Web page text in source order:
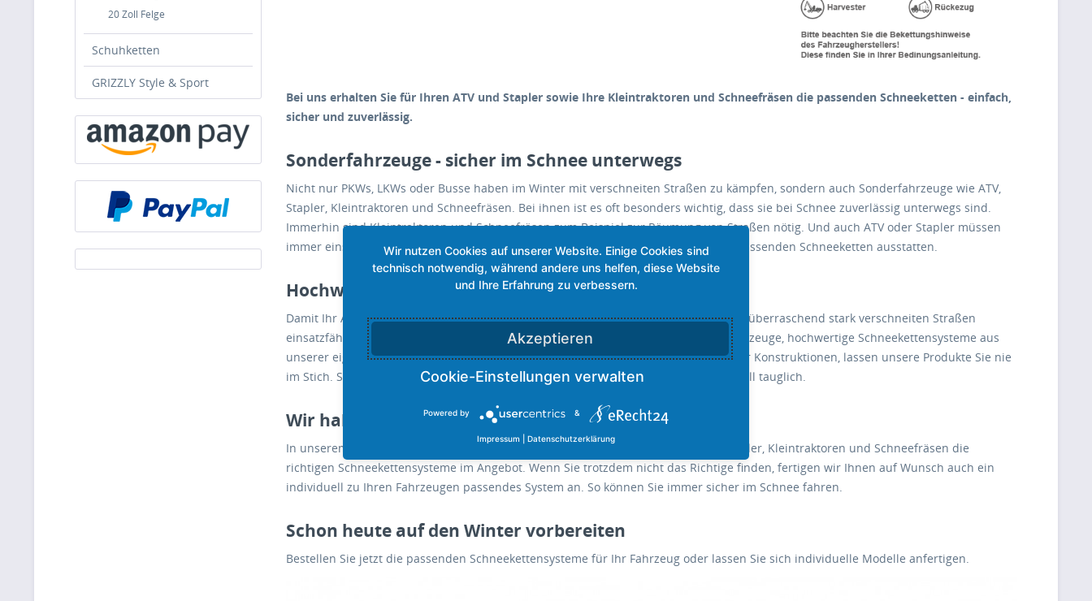
20 Zoll Felge
Schuhketten
GRIZZLY Style & Sport
Bei uns erhalten Sie für Ihren ATV und Stapler sowie Ihre Kleintraktoren und Schneefräsen die passenden Schneeketten - einfach,
sicher und zuverlässig.
Sonderfahrzeuge - sicher im Schnee unterwegs
Nicht nur PKWs, LKWs oder Busse haben im Winter mit verschneiten Straßen zu kämpfen, sondern auch Sonderfahrzeuge wie ATV,
Stapler, Kleintraktoren und Schneefräsen. Bei ihnen ist es oft besonders wichtig, dass sie bei Schnee zuverlässig unterwegs sind.
Immerhin sind Kleintraktoren und Schneefräsen zum Beispiel zur Räumung von Straßen nötig. Und auch ATV oder Stapler müssen
immer einsatzfähig sein. Deshalb sollten Sie solche Fahrzeuge rechtzeitig mit den passenden Schneeketten ausstatten.
Hochwertige Kettensysteme für Ihren ATV und mehr
Damit Ihr ATV und andere Fahrzeuge wie Kleintraktoren und Schneefräsen auch bei überraschend stark verschneiten Straßen
einsatzfähig sind, bieten wir Ihnen hierfür, ebenso wie für Stapler und ähnliche Fahrzeuge, hochwertige Schneekettensysteme aus
unserer eigenen Herstellung. Dank einer strengen Qualitätskontrolle und innovativer Konstruktionen, lassen unsere Produkte Sie nie
im Stich. Selbst, wenn einmal ein Strang reißen sollte, sind die Schneeketten noch voll tauglich.
Wir haben für jedes Fahrzeug das richtige Angebot
In unserem Sortiment haben wir für viele verschiedene Fahrzeuge von ATVs bis Stapler, Kleintraktoren und Schneefräsen die
richtigen Schneekettensysteme im Angebot. Wenn Sie trotzdem nicht das Richtige finden, fertigen wir Ihnen auf Wunsch auch ein
individuell zu Ihren Fahrzeugen passendes System an. So können Sie immer sicher im Schnee fahren.
Schon heute auf den Winter vorbereiten
Bestellen Sie jetzt die passenden Schneekettensysteme für Ihr Fahrzeug oder lassen Sie sich individuelle Modelle anfertigen.
Akzeptieren
Powered by &
Impressum Datenschutzerklärung